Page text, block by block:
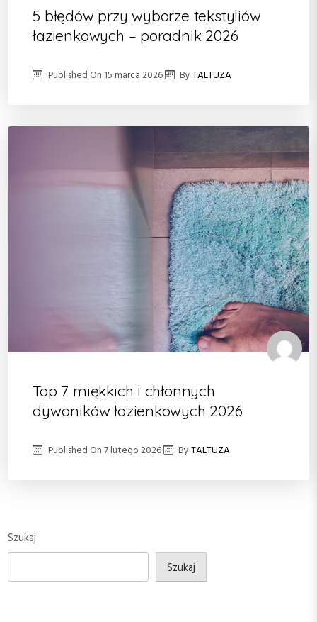
5 błędów przy wyborze tekstyliów
łazienkowych – poradnik 2026
Published On 15 marca 2026 ByTALTUZA
Top 7 miękkich i chłonnych
dywaników łazienkowych 2026
Published On7 lutego 2026 ByTALTUZA
Szukaj
Szukaj